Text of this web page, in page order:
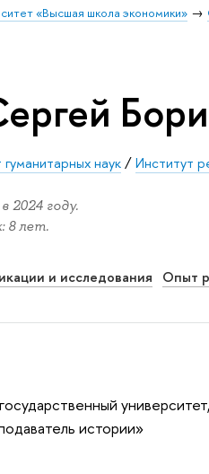
«Высшая школа экономики»
гуманитарных наук/Институт
году.
8 лет.
и исследования Опыт
истории»